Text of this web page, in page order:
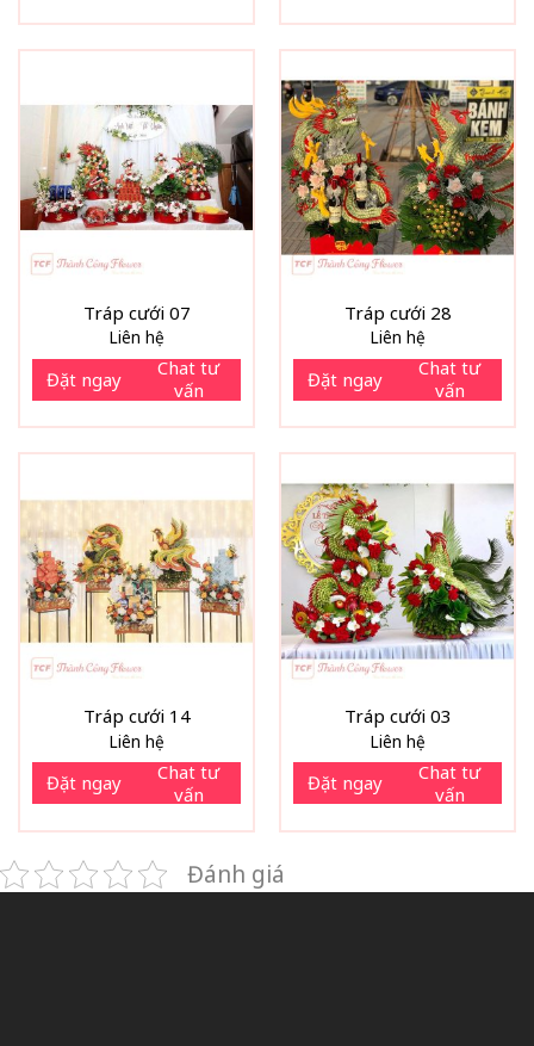
Tráp cưới 07
Liên hệ
Đặt ngay
Chat tư
vấn
Tráp cưới 28
Liên hệ
Đặt ngay
Chat tư
vấn
Tráp cưới 14
Liên hệ
Đặt ngay
Chat tư
vấn
Tráp cưới 03
Liên hệ
Đặt ngay
Chat tư
vấn
Đánh giá